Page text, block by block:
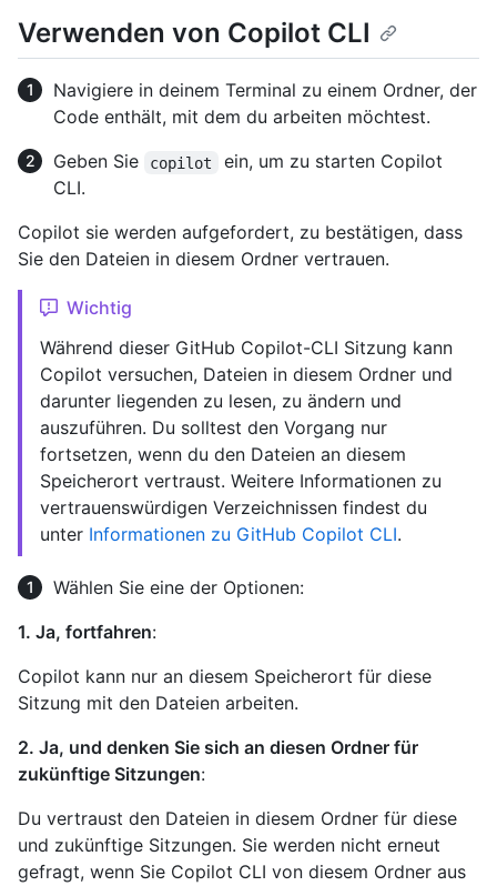
Verwenden von Copilot CLI
Navigiere in deinem Terminal zu einem Ordner, der
Code enthält, mit dem du arbeiten möchtest.
Geben Sie
copilot
ein, um zu starten Copilot
CLI.
Copilot sie werden aufgefordert, zu bestätigen, dass
Sie den Dateien in diesem Ordner vertrauen.
Wichtig
Während dieser GitHub Copilot-CLI Sitzung kann
Copilot versuchen, Dateien in diesem Ordner und
darunter liegenden zu lesen, zu ändern und
auszuführen. Du solltest den Vorgang nur
fortsetzen, wenn du den Dateien an diesem
Speicherort vertraust. Weitere Informationen zu
vertrauenswürdigen Verzeichnissen findest du
unter Informationen zu GitHub Copilot CLI.
Wählen Sie eine der Optionen:
1. Ja, fortfahren:
Copilot kann nur an diesem Speicherort für diese
Sitzung mit den Dateien arbeiten.
2. Ja, und denken Sie sich an diesen Ordner für
zukünftige Sitzungen:
Du vertraust den Dateien in diesem Ordner für diese
und zukünftige Sitzungen. Sie werden nicht erneut
gefragt, wenn Sie Copilot CLI von diesem Ordner aus